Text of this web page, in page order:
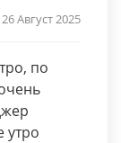
26 Август 2025
по
утро